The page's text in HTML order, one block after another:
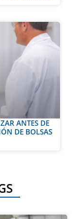
ANTES DE
DE BOLSAS